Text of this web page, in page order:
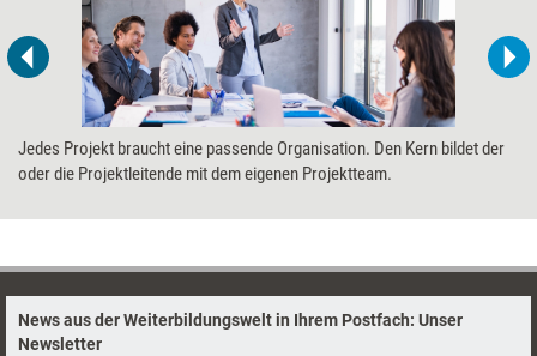
Jedes Projekt braucht eine passende Organisation. Den Kern bildet der
oder die Projektleitende mit dem eigenen Projektteam.
News aus der Weiterbildungswelt in Ihrem Postfach: Unser
Newsletter